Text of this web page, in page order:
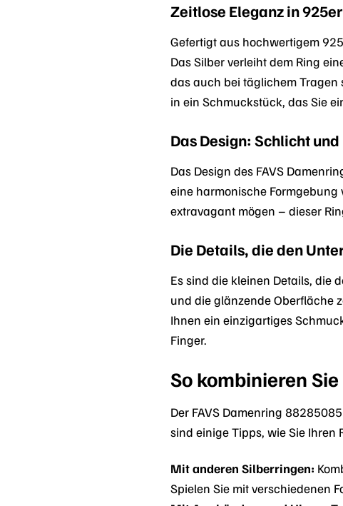
Zeitlose Eleganz in
Gefertigt aus hochwertigem
Das Silber verleiht dem Ring
das auch bei täglichem Tragen
in ein Schmuckstück, das Sie
Das Design: Schlicht
Das Design des FAVS
eine harmonische Formgebung
extravagant mögen – dieser
Die Details, die den
Es sind die kleinen Details, die
und die glänzende Oberfläche
Ihnen ein einzigartiges
Finger.
So kombinieren
Der FAVS Damenring
sind einige Tipps, wie Sie Ihren
Mit anderen Silberringen:
Spielen Sie mit verschiedenen